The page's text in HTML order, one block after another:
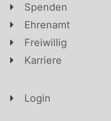
Spenden
Ehrenamt
Freiwillig
Karriere
Login